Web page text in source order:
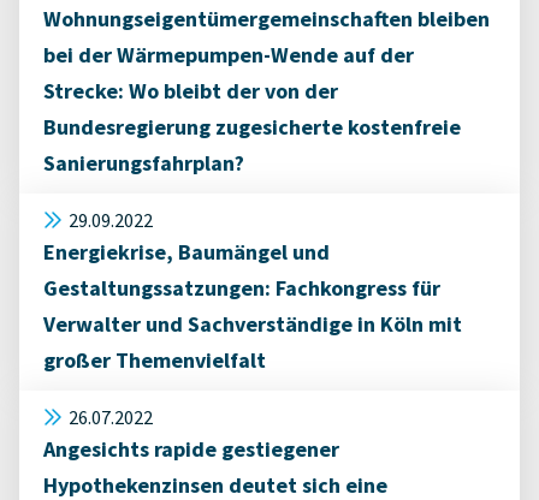
Wohnungseigentümergemeinschaften bleiben
bei der Wärmepumpen-Wende auf der
Strecke: Wo bleibt der von der
Bundesregierung zugesicherte kostenfreie
Sanierungsfahrplan?
29.09.2022
Energiekrise, Baumängel und
Gestaltungssatzungen: Fachkongress für
Verwalter und Sachverständige in Köln mit
großer Themenvielfalt
26.07.2022
Angesichts rapide gestiegener
Hypothekenzinsen deutet sich eine